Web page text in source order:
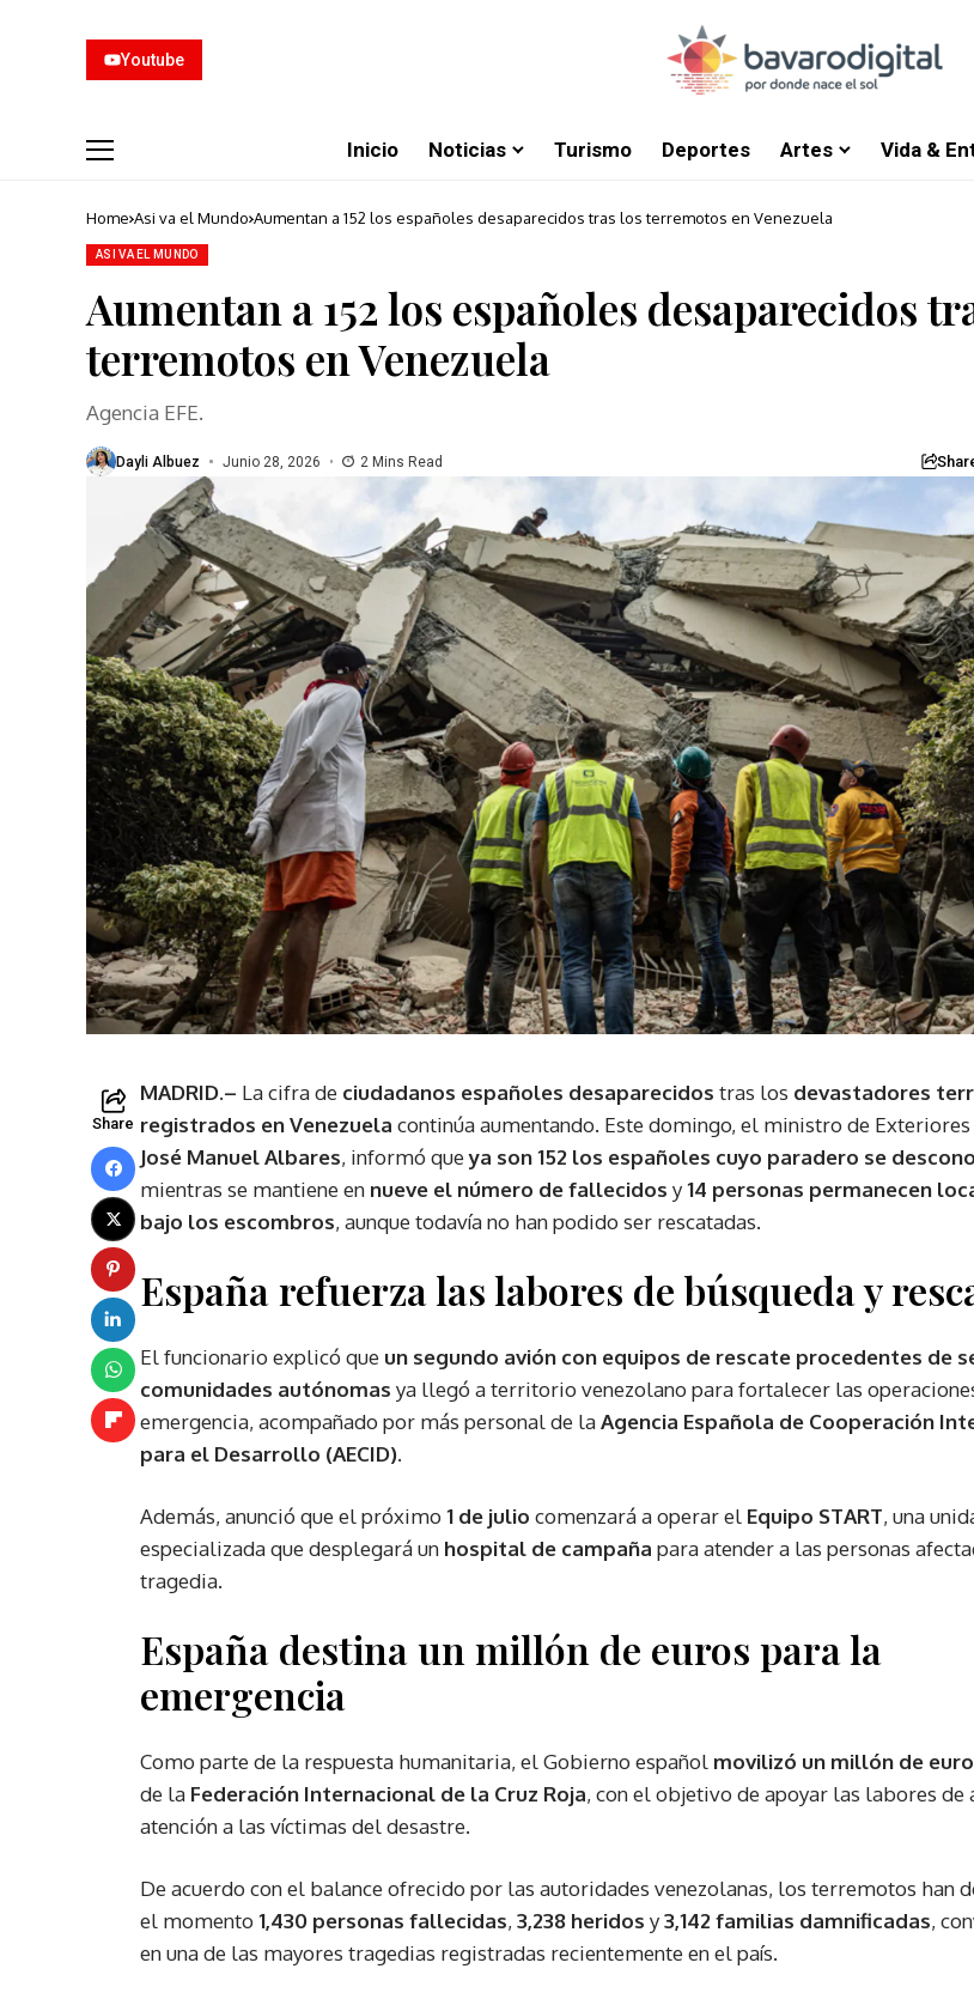
Youtube
Inicio Noticias Turismo Deportes Artes Vida &
Home Asi va el Mundo Aumentan a 152 los españoles desaparecidos tras los terremotos en Venezuela
ASI VA EL MUNDO
Aumentan a 152 los españoles desaparecidos
terremotos en Venezuela
Agencia EFE.
Dayli Albuez Junio 28, 2026 2 Mins Read
Share
MADRID.– La cifra de ciudadanos españoles desaparecidos tras los devastadores
registrados en Venezuela continúa aumentando. Este domingo, el ministro de Exteriores
José Manuel Albares, informó queya son 152 los españoles cuyo paradero se
mientras se mantiene en nueve el número de fallecidos y14 personas permanecen
bajo los escombros, aunque todavía no han podido ser rescatadas.
España refuerza las labores de búsqueda y
El funcionario explicó que un segundo avión con equipos de rescate procedentes de
comunidades autónomas ya llegó a territorio venezolano para fortalecer las
emergencia, acompañado por más personal de laAgencia Española de Cooperación
para el Desarrollo (AECID).
Además, anunció que el próximo 1 de julio comenzará a operar el Equipo START, una
especializada que desplegará un hospital de campaña para atender a las personas
tragedia.
España destina un millón de euros para la
emergencia
Como parte de la respuesta humanitaria, el Gobierno español movilizó un millón de
de la Federación Internacional de la Cruz Roja, con el objetivo de apoyar las labores de
atención a las víctimas del desastre.
De acuerdo con el balance ofrecido por las autoridades venezolanas, los terremotos han
el momento 1,430 personas fallecidas, 3,238 heridos y3,142 familias damnificadas,
en una de las mayores tragedias registradas recientemente en el país.